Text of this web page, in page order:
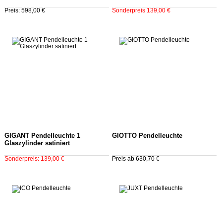
Preis: 598,00 € Sonderpreis 139,00 €
GIGANT Pendelleuchte 1
Glaszylinder satiniert
Sonderpreis: 139,00 €
GIOTTO Pendelleuchte
Preis ab 630,70 €